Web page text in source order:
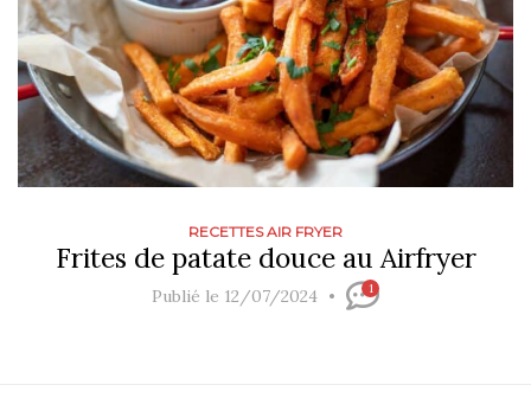
RECETTES AIR FRYER
Frites de patate douce au Airfryer
Publié le 12/07/2024 1